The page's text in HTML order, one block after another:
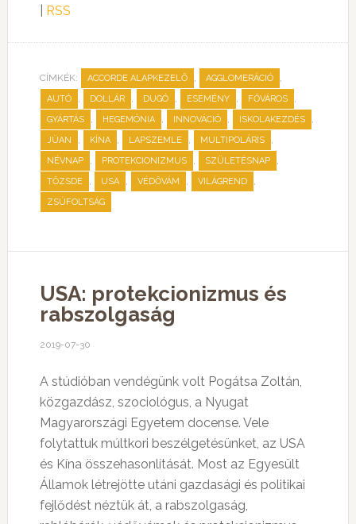
RSS
CÍMKÉK: ACCORDE ALAPKEZELŐ , AGGLOMERÁCIÓ ,
AUTÓ , DOLLÁR , DUGÓ , ESEMÉNY , FŐVÁROS ,
GYÁRTÁS , HEGEMÓNIA , INNOVÁCIÓ , ISKOLAKEZDÉS ,
JÜAN , KÍNA , LAPSZEMLE , MULTIPOLÁRIS ,
NÉVNAP , PROTEKCIONIZMUS , SZÜLETÉSNAP ,
TŐZSDE , USA , VÉDŐVÁM , VILÁGREND ,
ZSÚFOLTSÁG
USA: protekcionizmus és
rabszolgaság
2019-07-30
A stúdióban vendégünk volt Pogátsa Zoltán,
közgazdász, szociológus, a Nyugat
Magyarországi Egyetem docense. Vele
folytattuk múltkori beszélgetésünket, az USA
és Kína összehasonlítását. Most az Egyesült
Államok létrejötte utáni gazdasági és politikai
fejlődést néztük át, a rabszolgaság,